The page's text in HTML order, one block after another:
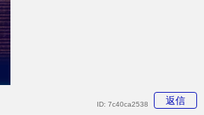
返信
ID: 7c40ca2538